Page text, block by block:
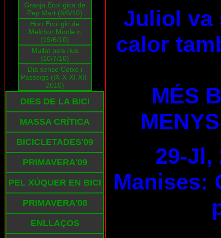
Granja Ecol gica de
Pep Mart (6/6/10)
Hort Ecol gic de
Melchor Monle n
(19/6/10)
Mullat pels rius
(10/7/10)
Dia sense Cotxe i
Passeigs (IX-X-XI-XII-
2010)
DIES DE LA BICI
MASSA CRÍTICA
BICICLETADES'09
PRIMAVERA'09
PEL XÚQUER EN BICI
PRIMAVERA'08
ENLLAÇOS
Juliol va
calor
MÉS
29-Jl,
Manises: